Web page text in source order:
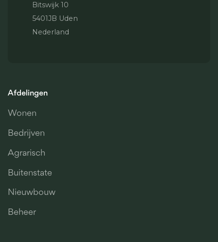
Bitswijk 10
5401JB Uden
Nederland
Afdelingen
Wonen
Bedrijven
Agrarisch
Buitenstate
Nieuwbouw
Beheer